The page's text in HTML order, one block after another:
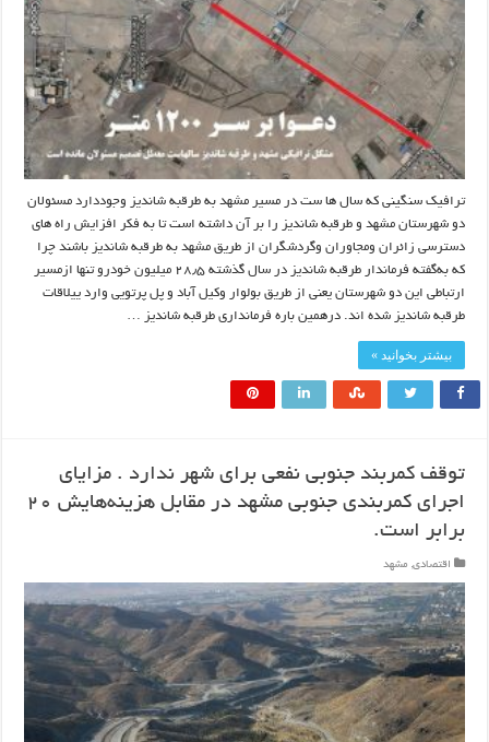
ترافیک سنگینی که سال ها ست در مسیر مشهد به طرقبه شاندیز وجوددارد مسئولان
دو شهرستان مشهد و طرقبه شاندیز را بر آن داشته است تا به فکر افزایش راه های
دسترسی زائران و‌مجاوران و‌گردشگران از طریق مشهد به طرقبه شاندیز باشند چرا
که به‌گفته فرماندار طرقبه شاندیز در سال گذشته ۲۸٫۵ میلیون خودرو تنها ازمسیر
ارتباطی این دو شهرستان یعنی از طریق بولوار وکیل آباد و پل پرتویی وارد ییلاقات
طرقبه شاندیز شده اند. درهمین باره فرمانداری طرقبه شاندیز …
بیشتر بخوانید »
توقف کمربند جنوبی نفعی برای شهر ندارد . مزایای
اجرای کمربندی جنوبی مشهد در مقابل هزینه‌هایش ٢٠
برابر است.
اقتصادی, مشهد